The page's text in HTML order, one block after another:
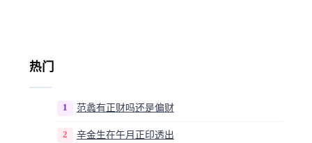
热门
1 范蠡有正财吗还是偏财
2 辛金生在午月正印透出